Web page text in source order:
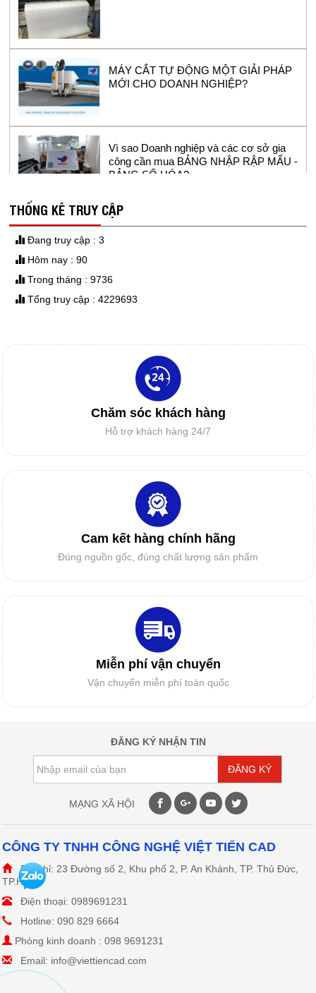
MỚI CHO DOANH NGHIỆP?
công cần mua BẢNG NHẬP RẬP MẨU -
BẢNG SỐ HÓA?
GIẤY IN SƠ ĐỒ
DAO MÁY CẮT RẬP
LINH KIỆN CAD/CAM
IN SƠ ĐỒ GIÁ RẺ
MÁY CẮT TỰ ĐỘNG MỘT GIẢI PHÁP
MỚI CHO DOANH NGHIỆP?
Vì sao Doanh nghiệp và các cơ sở gia
BẢNG SỐ HÓA?
GIẤY IN SƠ ĐỒ
DAO MÁY CẮT TỰ ĐỘNG
ĐẦU PHUN HP11
LINH KIỆN CAD/CAM
THỐNG KÊ TRUY CẬP
Đang truy cập : 3
Hôm nay : 90
Trong tháng : 9736
Tổng truy cập : 4229693
Chăm sóc khách hàng
Hỗ trợ khách hàng 24/7
Cam kết hàng chính hãng
Đúng nguồn gốc, đúng chất lượng sản phẩm
Miễn phí vận chuyển
Vận chuyển miễn phí toàn quốc
ĐĂNG KÝ NHẬN TIN
ĐĂNG KÝ
MẠNG XÃ HỘI
CÔNG TY TNHH CÔNG NGHỆ VIỆT TIẾN CAD
Địa chỉ: 23 Đường số 2, Khu phố 2, P. An Khánh, TP. Thủ Đức,
TP.HCM
Điện thoại: 0989691231
Hotline: 090 829 6664
Phòng kinh doanh : 098 9691231
Email: info@viettiencad.com